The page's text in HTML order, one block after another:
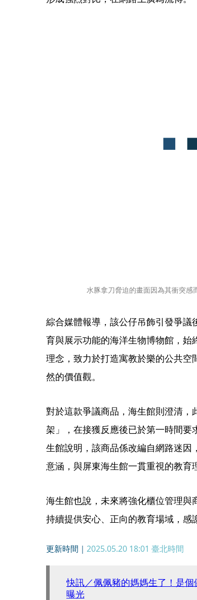
水豚拿刀脅迫的畫面因為其衝突感
綜合媒體報導，該公仔吊飾引發爭
育與展示功能的海洋生物博物館，
理念，致力於打造寓教於樂的公共空
然的價值觀。
對於這款爭議商品，海生館則澄清
架」，在接獲反應後已於第一時間
生館說明，該商品係改編自網路迷
意涵，與屏東海生館一貫重視的教育
海生館也說，未來將強化櫃位管理與
持續提供安心、正向的教育場域，感
更新時間｜ 2025.05.20 18:01 臺北時間
快訊／佩佩豬的媽媽生了！是
曝光